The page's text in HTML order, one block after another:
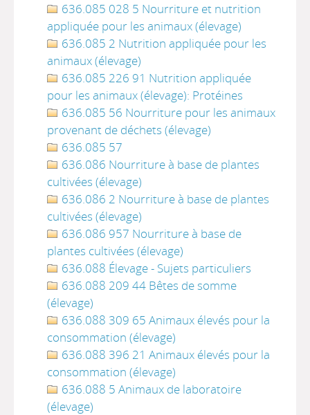
636.085 028 5 Nourriture et nutrition
appliquée pour les animaux (élevage)
636.085 2 Nutrition appliquée pour les
animaux (élevage)
636.085 226 91 Nutrition appliquée
pour les animaux (élevage): Protéines
636.085 56 Nourriture pour les animaux
provenant de déchets (élevage)
636.085 57
636.086 Nourriture à base de plantes
cultivées (élevage)
636.086 2 Nourriture à base de plantes
cultivées (élevage)
636.086 957 Nourriture à base de
plantes cultivées (élevage)
636.088 Élevage - Sujets particuliers
636.088 209 44 Bêtes de somme
(élevage)
636.088 309 65 Animaux élevés pour la
consommation (élevage)
636.088 396 21 Animaux élevés pour la
consommation (élevage)
636.088 5 Animaux de laboratoire
(élevage)